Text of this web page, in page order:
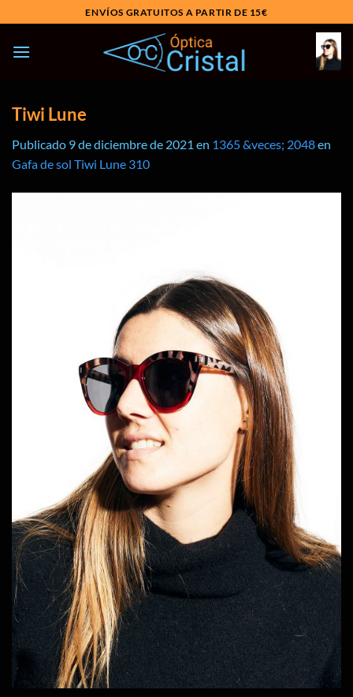
al
contenido
ENVÍOS GRATUITOS A PARTIR DE 15€
Tiwi Lune
Publicado 9 de diciembre de 2021 en 1365 &veces; 2048en
Gafa de sol Tiwi Lune 310